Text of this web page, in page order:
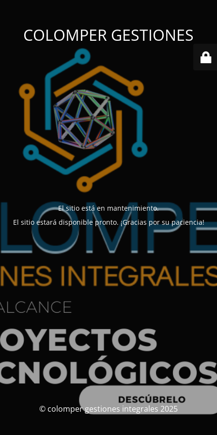
COLOMPER GESTIONES
El sitio está en mantenimiento.
El sitio estará disponible pronto. ¡Gracias por su paciencia!
© colomper gestiones integrales 2025